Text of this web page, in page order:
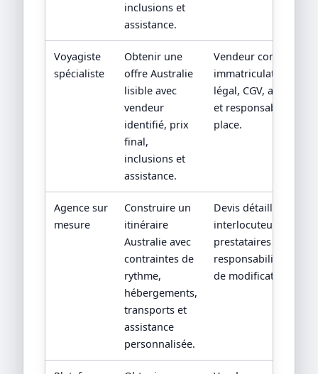
inclusions et
assistance.
Voyagiste
spécialiste
Obtenir une
offre Australie
lisible avec
vendeur
identifié, prix
final,
inclusions et
assistance.
Vendeur contractuel,
immatriculation/
légal, CGV, assistance
et responsabilité sur
place.
Agence sur
mesure
Construire un
itinéraire
Australie avec
contraintes de
rythme,
hébergements,
transports et
assistance
personnalisée.
Devis détaillé,
interlocuteur,
prestataires locaux et
responsabilités en
de modification.